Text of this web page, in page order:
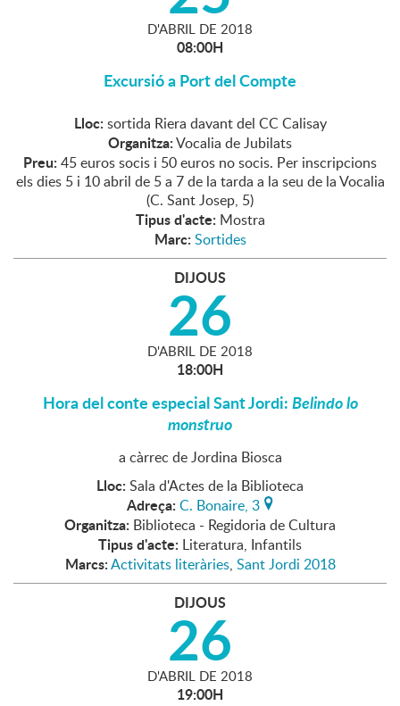
D'ABRIL DE 2018
08:00H
Excursió a Port del Compte
Lloc: sortida Riera davant del CC Calisay
Organitza:Vocalia de Jubilats
Preu: 45 euros socis i 50 euros no socis. Per inscripcions
els dies 5 i 10 abril de 5 a 7 de la tarda a la seu de la Vocalia
(C. Sant Josep, 5)
Tipus d'acte: Mostra
Marc: Sortides
DIJOUS
26
D'ABRIL DE 2018
18:00H
Hora del conte especial Sant Jordi:Belindo lo
monstruo
a càrrec de Jordina Biosca
Lloc: Sala d'Actes de la Biblioteca
Adreça: C. Bonaire, 3
Organitza: Biblioteca - Regidoria de Cultura
Tipus d'acte: Literatura, Infantils
Marcs:Activitats literàries, Sant Jordi 2018
DIJOUS
26
D'ABRIL DE 2018
19:00H